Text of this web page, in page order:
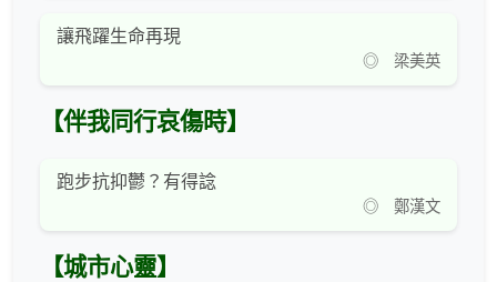
讓飛躍生命再現
◎ 梁美英
【伴我同行哀傷時】
跑步抗抑鬱？有得諗
◎ 鄭漢文
【城市心靈】